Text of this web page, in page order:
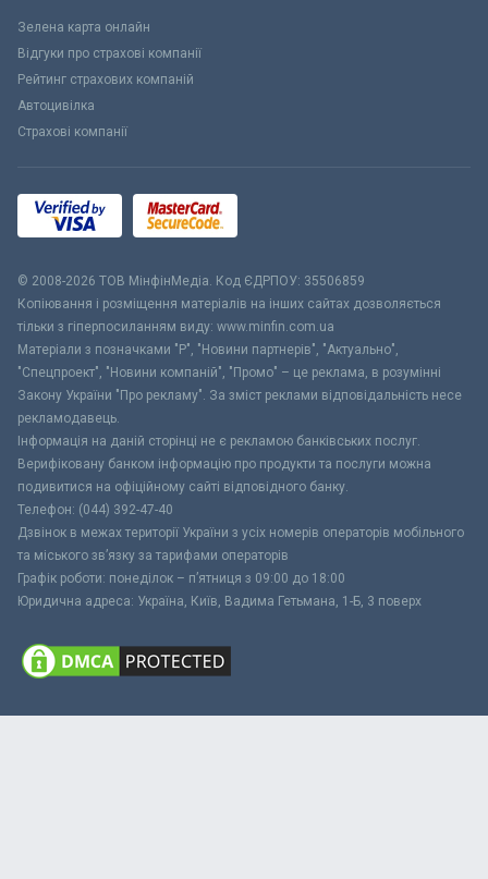
Зелена карта онлайн
Відгуки про страхові компанії
Рейтинг страхових компаній
Автоцивілка
Страхові компанії
© 2008-2026 ТОВ МiнфiнМедiа. Код ЄДРПОУ: 35506859
Копіювання і розміщення матеріалів на інших сайтах дозволяється
тільки з гіперпосиланням виду: www.minfin.com.ua
Матеріали з позначками "Р", "Новини партнерів", "Актуально",
"Спецпроект", "Новини компаній", "Промо" – це реклама, в розумінні
Закону України "Про рекламу". За зміст реклами відповідальність несе
рекламодавець.
Інформація на даній сторінці не є рекламою банківських послуг.
Верифіковану банком інформацію про продукти та послуги можна
подивитися на офіційному сайті відповідного банку.
Телефон: (044) 392-47-40
Дзвінок в межах території України з усіх номерів операторів мобільного
та міського зв’язку за тарифами операторів
Графік роботи: понеділок – п’ятниця з 09:00 до 18:00
Юридична адреса: Україна, Київ, Вадима Гетьмана, 1-Б, 3 поверх